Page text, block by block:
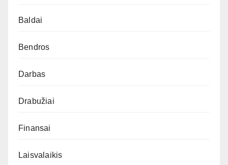
Baldai
Bendros
Darbas
Drabužiai
Finansai
Laisvalaikis